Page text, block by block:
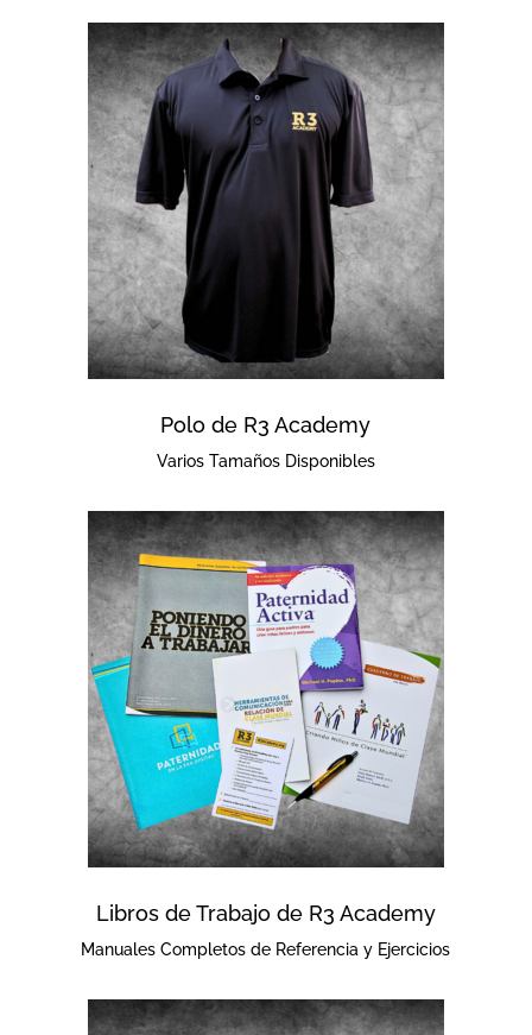
Polo de R3 Academy
Varios Tamaños Disponibles
Libros de Trabajo de R3 Academy
Manuales Completos de Referencia y Ejercicios